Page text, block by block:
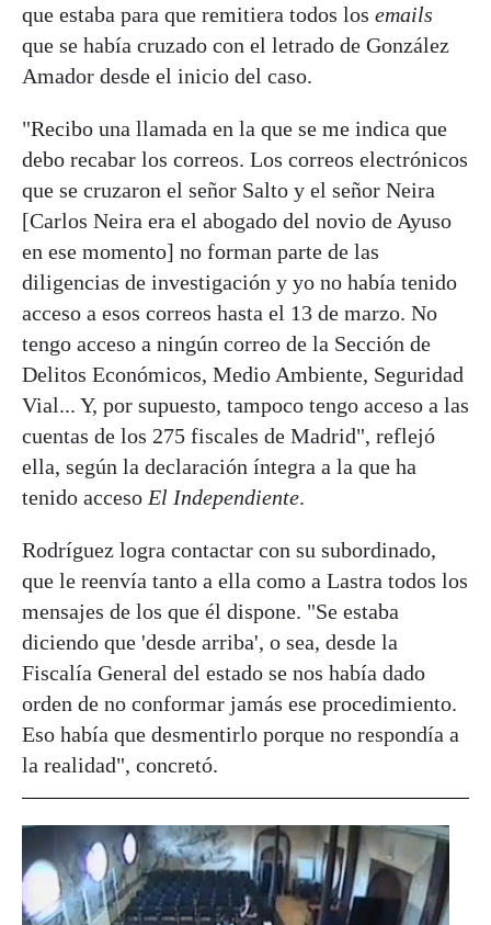
que estaba para que remitiera todos los emails
que se había cruzado con el letrado de González
Amador desde el inicio del caso.
"Recibo una llamada en la que se me indica que
debo recabar los correos. Los correos electrónicos
que se cruzaron el señor Salto y el señor Neira
[Carlos Neira era el abogado del novio de Ayuso
en ese momento] no forman parte de las
diligencias de investigación y yo no había tenido
acceso a esos correos hasta el 13 de marzo. No
tengo acceso a ningún correo de la Sección de
Delitos Económicos, Medio Ambiente, Seguridad
Vial... Y, por supuesto, tampoco tengo acceso a las
cuentas de los 275 fiscales de Madrid", reflejó
ella, según la declaración íntegra a la que ha
tenido acceso El Independiente.
Rodríguez logra contactar con su subordinado,
que le reenvía tanto a ella como a Lastra todos los
mensajes de los que él dispone. "Se estaba
diciendo que 'desde arriba', o sea, desde la
Fiscalía General del estado se nos había dado
orden de no conformar jamás ese procedimiento.
Eso había que desmentirlo porque no respondía a
la realidad", concretó.